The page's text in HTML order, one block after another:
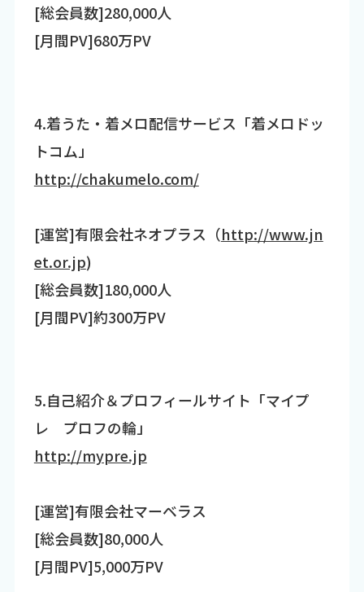
[総会員数]280,000人
[月間PV]680万PV
4.着うた・着メロ配信サービス「着メロドッ
トコム」
http://chakumelo.com/
[運営]有限会社ネオプラス（http://www.jn
et.or.jp)
[総会員数]180,000人
[月間PV]約300万PV
5.自己紹介＆プロフィールサイト「マイプ
レ プロフの輪」
http://mypre.jp
[運営]有限会社マーベラス
[総会員数]80,000人
[月間PV]5,000万PV